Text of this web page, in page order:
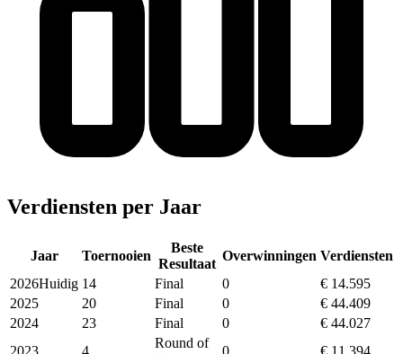
Verdiensten per Jaar
Jaar Toernooien
Beste
Resultaat
Overwinningen Verdiensten
2026Huidig 14 Final 0
€ 14.595
2025
20 Final 0
€ 44.409
2024
23 Final 0
€ 44.027
2023
4
Round of
0 € 11.394